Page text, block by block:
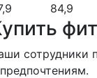
84,9
сотрудники